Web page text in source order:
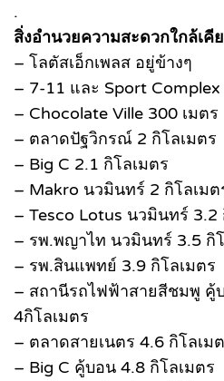
.
สิ่งอำนวยความสะดวกใกล้เคี
– โลตัสเอ็กเพลส อยู่ข้างๆ
– 7-11 และ Sport Complex
– Chocolate Ville 300 เมตร
– ตลาดปัฐวิกรณ์ 2 กิโลเมตร
– Big C 2.1 กิโลเมตร
– Makro นวมินทร์ 2 กิโลเมต
– Tesco Lotus นวมินทร์ 3.2
– รพ.พญาไท นวมินทร์ 3.5 กิ
– รพ.สินแพทย์ 3.9 กิโลเมตร
– สถานีรถไฟฟ้าสายสีชมพู คู้
4กิโลเมตร
– ตลาดสายเนตร 4.6 กิโลเม
– Big C คู้บอน 4.8 กิโลเมตร